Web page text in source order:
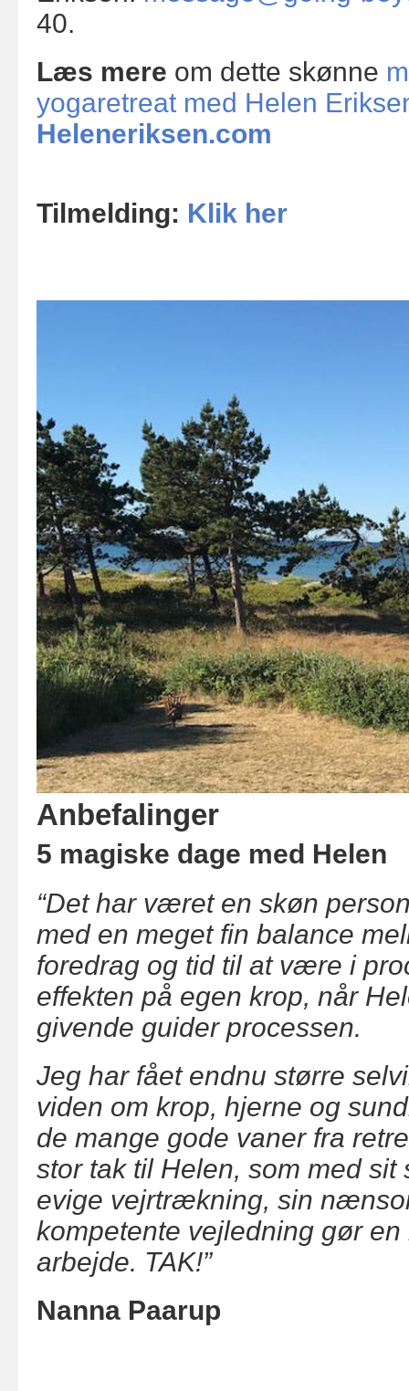
40.
Læs mere om dette skønne
yogaretreat med Helen
Heleneriksen.com
Tilmelding: Klik her
Anbefalinger
5 magiske dage med Helen
“Det har været en skøn
med en meget fin balance
foredrag og tid til at være i
effekten på egen krop, når
givende guider processen.
Jeg har fået endnu større
viden om krop, hjerne og
de mange gode vaner fra
stor tak til Helen, som med sit
evige vejrtrækning, sin
kompetente vejledning gør
arbejde. TAK!”
Nanna Paarup